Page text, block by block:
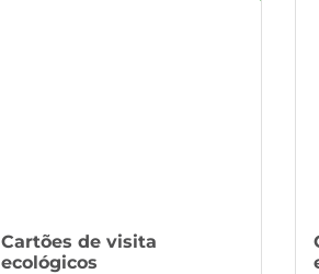
Cartões de visita
ecológicos